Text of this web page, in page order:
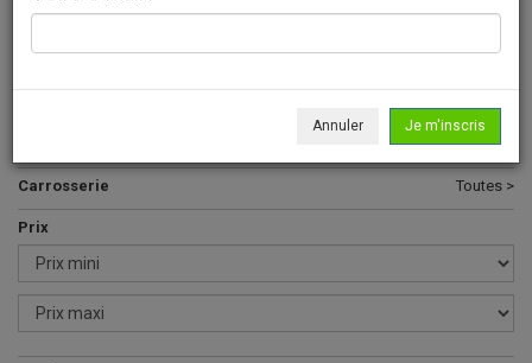
> Rechercher un véhicule
Tous >
Carrosserie Toutes >
Prix
Annuler Je m'inscris